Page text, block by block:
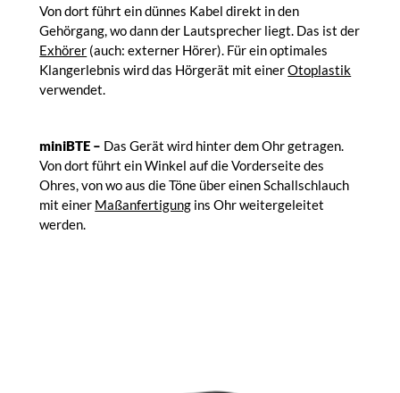
Von dort führt ein dünnes Kabel direkt in den
Gehörgang, wo dann der Lautsprecher liegt. Das ist der
Exhörer (auch: externer Hörer). Für ein optimales
Klangerlebnis wird das Hörgerät mit einerOtoplastik
verwendet.
miniBTE – Das Gerät wird hinter dem Ohr getragen.
Von dort führt ein Winkel auf die Vorderseite des
Ohres, von wo aus die Töne über einen Schallschlauch
mit einer Maßanfertigung ins Ohr weitergeleitet
werden.